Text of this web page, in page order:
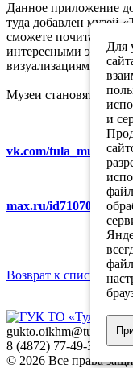
Данное приложение
туда добавлен музей
сможете почитать о
интересными
визуализациями!
Музеи становятся
vk.com/
max.ru/
Возврат к списку
8 (4872) 77-49-31
© 2026 Все права
Для
и